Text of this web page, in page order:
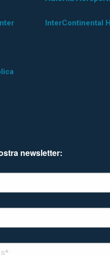
InterContinental
newsletter: